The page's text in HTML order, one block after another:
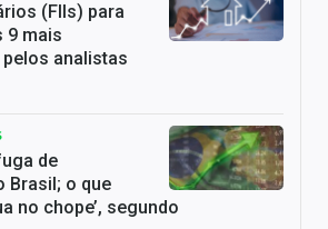
(FIIs) para
9 mais
analistas
de
Brasil; o que
no chope’, segundo